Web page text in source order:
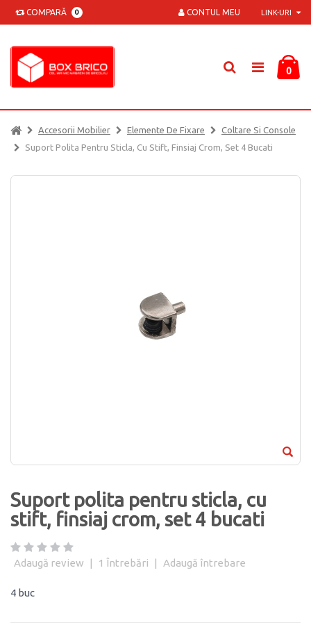
COMPARĂ 0 LINK-URI
CONTUL MEU
0
Accesorii Mobilier Elemente De Fixare
Coltare Si Console
Suport Polita Pentru Sticla, Cu Stift, Finsiaj Crom, Set 4 Bucati
Suport polita pentru sticla, cu
stift, finsiaj crom, set 4 bucati
Adaugă review | 1 Întrebări | Adaugă întrebare
4 buc